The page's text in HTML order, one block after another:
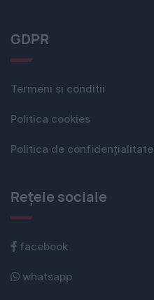
GDPR
Termeni si conditii
Politica cookies
Politica de confidențialitate
Rețele sociale
facebook
whatsapp